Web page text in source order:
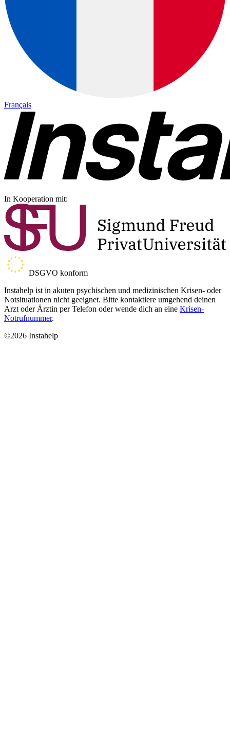
Français
In Kooperation mit:
DSGVO konform
Instahelp ist in akuten psychischen und medizinischen Krisen- oder
Notsituationen nicht geeignet. Bitte kontaktiere umgehend deinen
Arzt oder Ärztin per Telefon oder wende dich an eine Krisen-
Notrufnummer.
©2026 Instahelp